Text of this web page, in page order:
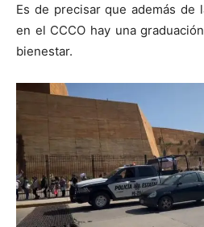
Es de precisar que además de
en el CCCO hay una
bienestar.